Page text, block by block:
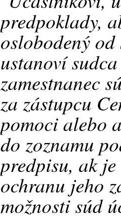
predpoklady,
oslobodený
ustanoví
zamestnanec
za zástupcu
pomoci alebo
do zoznamu
predpisu, ak
ochranu jeho
možnosti súd